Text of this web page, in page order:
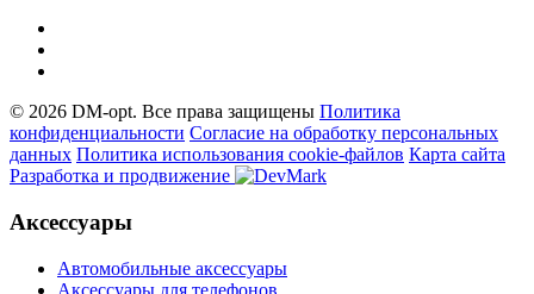
© 2026 DM-opt. Все права защищены Политика
конфиденциальности Согласие на обработку персональных
данных Пoлитикa иcпoльзoвaния cookie-фaйлoв Карта сайта
Разработка и продвижение
Аксессуары
Автомобильные аксессуары
Аксессуары для телефонов